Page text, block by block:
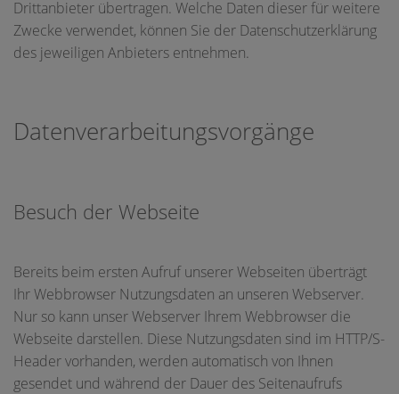
Drittanbieter übertragen. Welche Daten dieser für weitere
Zwecke verwendet, können Sie der Datenschutzerklärung
des jeweiligen Anbieters entnehmen.
Datenverarbeitungs­vorgänge
Besuch der Webseite
Bereits beim ersten Aufruf unserer Webseiten überträgt
Ihr Webbrowser Nutzungsdaten an unseren Webserver.
Nur so kann unser Webserver Ihrem Webbrowser die
Webseite darstellen. Diese Nutzungsdaten sind im HTTP/S-
Header vorhanden, werden automatisch von Ihnen
gesendet und während der Dauer des Seitenaufrufs